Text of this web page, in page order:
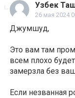
Узбек
26 мая 2024
Джумшуд,
Это вам там
всем плохо
замерзла без
Если незванная